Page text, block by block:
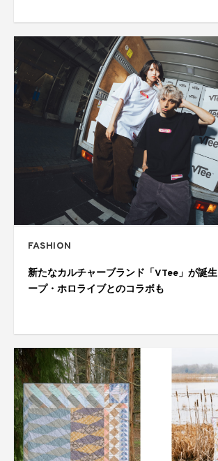
FASHION
新たなカルチャーブランド「VTee」が誕
ープ・ホロライブとのコラボも